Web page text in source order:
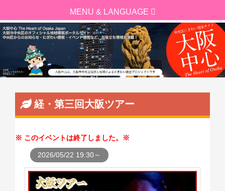
経・第三回大阪ツアー
このイベントは終了しました。
2026/05/22 19:30～